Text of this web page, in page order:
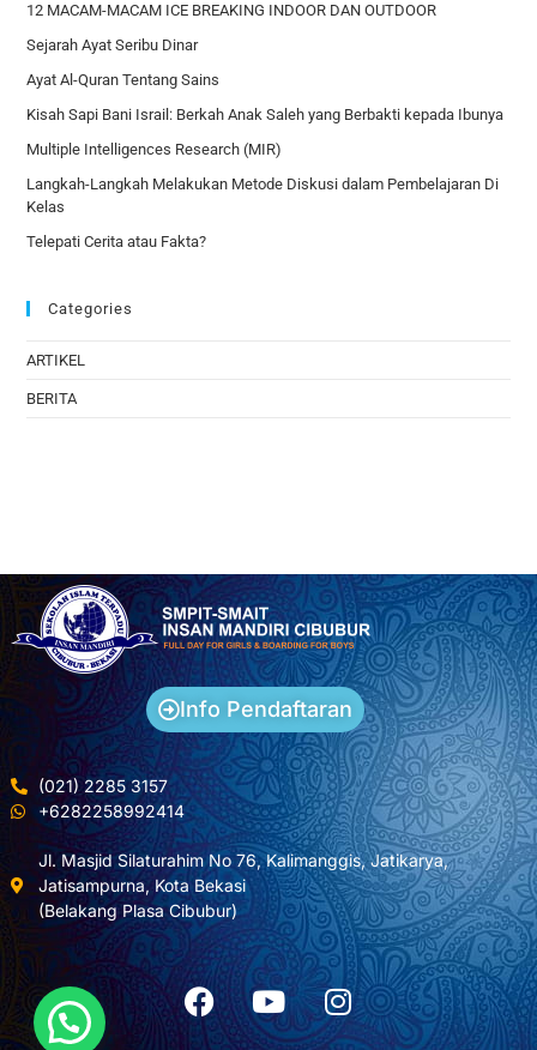
12 MACAM-MACAM ICE BREAKING INDOOR DAN OUTDOOR
Sejarah Ayat Seribu Dinar
Ayat Al-Quran Tentang Sains
Kisah Sapi Bani Israil: Berkah Anak Saleh yang Berbakti kepada Ibunya
Multiple Intelligences Research (MIR)
Langkah-Langkah Melakukan Metode Diskusi dalam Pembelajaran Di
Kelas
Telepati Cerita atau Fakta?
Categories
ARTIKEL
BERITA
Info Pendaftaran
(021) 2285 3157
+6282258992414
Jl. Masjid Silaturahim No 76, Kalimanggis, Jatikarya,
Jatisampurna, Kota Bekasi
(Belakang Plasa Cibubur)